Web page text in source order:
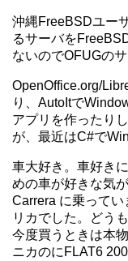
沖縄FreeBSDユー
るサーバを
ないのでOFUGの
OpenOffice.org/
り、AutoItで
アプリを作ったり
が、最近はC#で
車大好き。車好き
めの車が好きな気
Carrera に乗って
リカでした。どう
今度買うときは本
ニカのにFLAT6